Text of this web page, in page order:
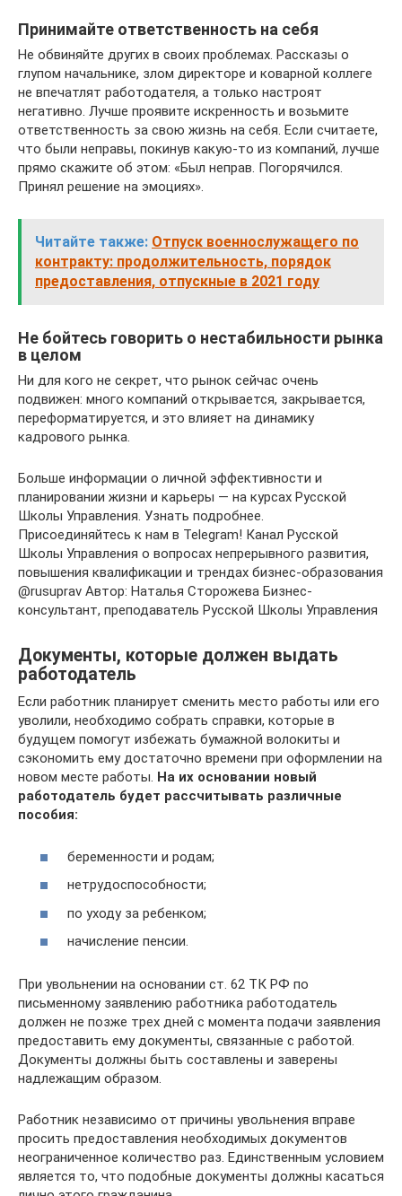
Принимайте ответственность на себя
Не обвиняйте других в своих проблемах. Рассказы о
глупом начальнике, злом директоре и коварной коллеге
не впечатлят работодателя, а только настроят
негативно. Лучше проявите искренность и возьмите
ответственность за свою жизнь на себя. Если считаете,
что были неправы, покинув какую-то из компаний, лучше
прямо скажите об этом: «Был неправ. Погорячился.
Принял решение на эмоциях».
Читайте также: Отпуск военнослужащего по
контракту: продолжительность, порядок
предоставления, отпускные в 2021 году
Не бойтесь говорить о нестабильности рынка
в целом
Ни для кого не секрет, что рынок сейчас очень
подвижен: много компаний открывается, закрывается,
переформатируется, и это влияет на динамику
кадрового рынка.
Больше информации о личной эффективности и
планировании жизни и карьеры — на курсах Русской
Школы Управления. Узнать подробнее.
Присоединяйтесь к нам в Telegram! Канал Русской
Школы Управления о вопросах непрерывного развития,
повышения квалификации и трендах бизнес-образования
@rusuprav Автор: Наталья Сторожева Бизнес-
консультант, преподаватель Русской Школы Управления
Документы, которые должен выдать
работодатель
Если работник планирует сменить место работы или его
уволили, необходимо собрать справки, которые в
будущем помогут избежать бумажной волокиты и
сэкономить ему достаточно времени при оформлении на
новом месте работы. На их основании новый
работодатель будет рассчитывать различные
пособия:
беременности и родам;
нетрудоспособности;
по уходу за ребенком;
начисление пенсии.
При увольнении на основании ст. 62 ТК РФ по
письменному заявлению работника работодатель
должен не позже трех дней с момента подачи заявления
предоставить ему документы, связанные с работой.
Документы должны быть составлены и заверены
надлежащим образом.
Работник независимо от причины увольнения вправе
просить предоставления необходимых документов
неограниченное количество раз. Единственным условием
является то, что подобные документы должны касаться